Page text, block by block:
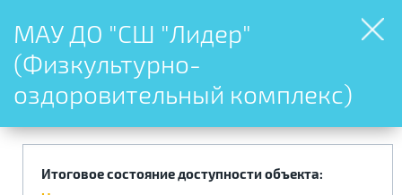
МАУ ДО "СШ "Лидер"
(Физкультурно-
оздоровительный комплекс)
Итоговое состояние доступности объекта: